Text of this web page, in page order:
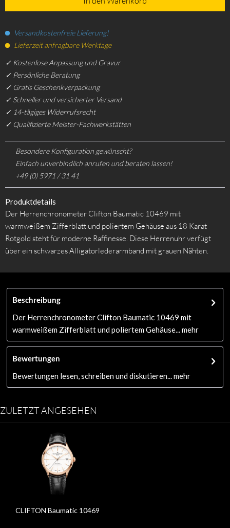
Versandkostenfreie Lieferung!
Lieferzeit anfragbare Werktage
✓ Kostenlose Anpassung und Gravur
✓ Persönliche Beratung
✓ Gratis Geschenkverpackung
✓ Schneller und versicherter Versand
✓ 14-tägiges Widerrufsrecht
✓ Qualifizierte Meister-Fachwerkstätten
Besondere Konfiguration gewünscht?
Einfach unverbindlich anrufen und beraten lassen!
+49 (0) 5971 / 31 41
Produktdetails
Der Herrenchronometer Clifton Baumatic 10469 mit
warmweißem Zifferblatt und poliertem Gehäuse aus 18 Karat
Rotgold steht für moderne Raffinesse. Diese Herrenuhr verfügt
über ein schwarzes Alligatorlederarmband mit grauen Nähten.
Beschreibung
Der Herrenchronometer Clifton Baumatic 10469 mit
warmweißem Zifferblatt und poliertem Gehäuse...
mehr
Bewertungen
Bewertungen lesen, schreiben und diskutieren...
mehr
ZULETZT ANGESEHEN
CLIFTON Baumatic 10469